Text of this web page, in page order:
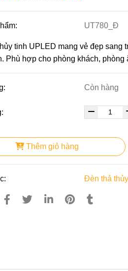
UT780_Đ
tinh UPLED mang vẻ đẹp sang
Phù hợp cho phòng khách,
Còn hàng
Thêm giỏ hàng
Đèn thả